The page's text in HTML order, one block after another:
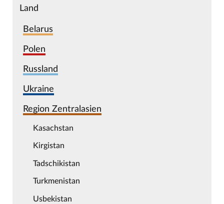
Land
Belarus
Polen
Russland
Ukraine
Region Zentralasien
Kasachstan
Kirgistan
Tadschikistan
Turkmenistan
Usbekistan